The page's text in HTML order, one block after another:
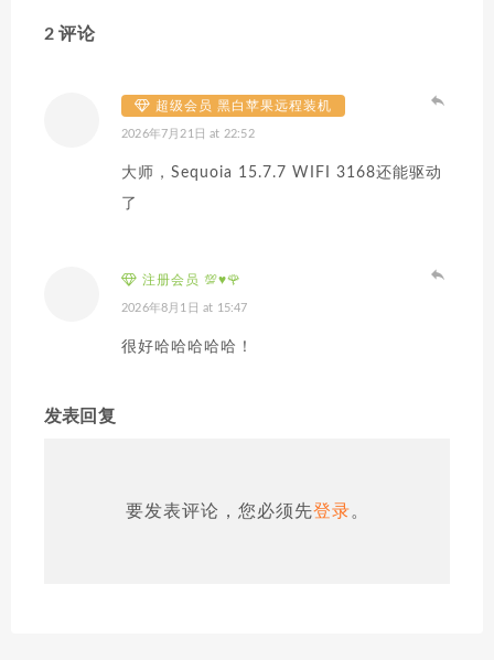
2 评论
超级会员 黑白苹果远程装机
2026年7月21日 at 22:52
大师，Sequoia 15.7.7 WIFI 3168还能驱动
了
注册会员 💯♥🌹
2026年8月1日 at 15:47
很好哈哈哈哈哈！
发表回复
要发表评论，您必须先登录。